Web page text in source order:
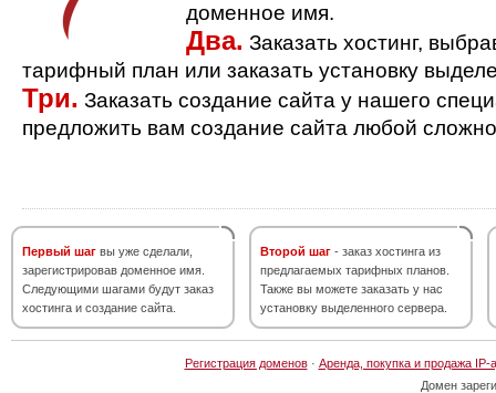
доменное имя.
Два. Заказать хостинг,
тарифный план или заказать установку
Три. Заказать создание сайта у нашего
предложить вам создание сайта любой
Первый шаг вы уже сделали,
зарегистрировав доменное имя.
Следующими шагами будут заказ
хостинга и создание сайта.
Второй шаг - заказ хостинга из
предлагаемых тарифных планов.
Также вы можете заказать у нас
установку выделенного сервера.
Регистрация доменов· Аренда, покупка и продажа IP-
Домен